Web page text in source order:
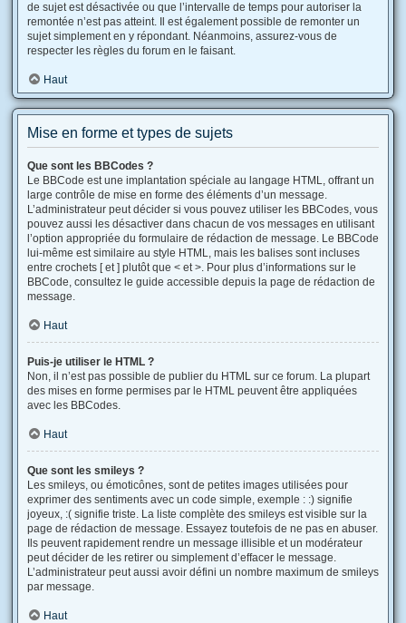
de sujet est désactivée ou que l’intervalle de temps pour autoriser la
remontée n’est pas atteint. Il est également possible de remonter un
sujet simplement en y répondant. Néanmoins, assurez-vous de
respecter les règles du forum en le faisant.
Haut
Mise en forme et types de sujets
Que sont les BBCodes ?
Le BBCode est une implantation spéciale au langage HTML, offrant un
large contrôle de mise en forme des éléments d’un message.
L’administrateur peut décider si vous pouvez utiliser les BBCodes, vous
pouvez aussi les désactiver dans chacun de vos messages en utilisant
l’option appropriée du formulaire de rédaction de message. Le BBCode
lui-même est similaire au style HTML, mais les balises sont incluses
entre crochets [ et ] plutôt que < et >. Pour plus d’informations sur le
BBCode, consultez le guide accessible depuis la page de rédaction de
message.
Haut
Puis-je utiliser le HTML ?
Non, il n’est pas possible de publier du HTML sur ce forum. La plupart
des mises en forme permises par le HTML peuvent être appliquées
avec les BBCodes.
Haut
Que sont les smileys ?
Les smileys, ou émoticônes, sont de petites images utilisées pour
exprimer des sentiments avec un code simple, exemple : :) signifie
joyeux, :( signifie triste. La liste complète des smileys est visible sur la
page de rédaction de message. Essayez toutefois de ne pas en abuser.
Ils peuvent rapidement rendre un message illisible et un modérateur
peut décider de les retirer ou simplement d’effacer le message.
L’administrateur peut aussi avoir défini un nombre maximum de smileys
par message.
Haut